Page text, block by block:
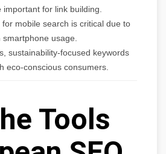
important for link building.
for mobile search is critical due to
smartphone usage.
sustainability-focused keywords
eco-conscious consumers.
Tools